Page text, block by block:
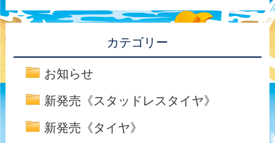
カテゴリー
お知らせ
新発売《スタッドレスタイヤ》
新発売《タイヤ》